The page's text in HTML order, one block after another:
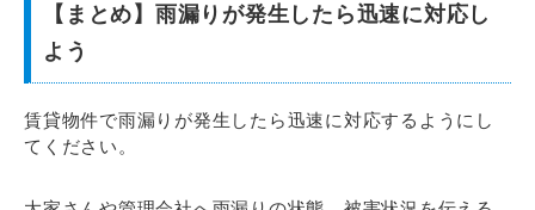
【まとめ】雨漏りが発生したら迅速に対応し
よう
賃貸物件で雨漏りが発生したら迅速に対応するようにし
てください。